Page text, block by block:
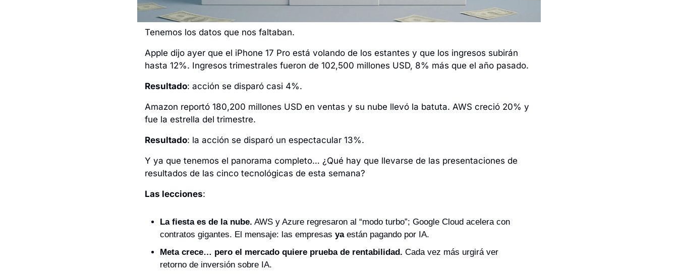
Tenemos los datos que nos faltaban.
Apple dijo ayer que el iPhone 17 Pro está volando de los estantes y que los ingresos subirán
hasta 12%. Ingresos trimestrales fueron de 102,500 millones USD, 8% más que el año pasado.
Resultado: acción se disparó casi 4%.
Amazon reportó 180,200 millones USD en ventas y su nube llevó la batuta. AWS creció 20% y
fue la estrella del trimestre.
Resultado: la acción se disparó un espectacular 13%.
Y ya que tenemos el panorama completo… ¿Qué hay que llevarse de las presentaciones de
resultados de las cinco tecnológicas de esta semana?
Las lecciones:
La fiesta es de la nube. AWS y Azure regresaron al “modo turbo”; Google Cloud acelera con
contratos gigantes. El mensaje: las empresas ya están pagando por IA.
Meta crece… pero el mercado quiere prueba de rentabilidad. Cada vez más urgirá ver
retorno de inversión sobre IA.